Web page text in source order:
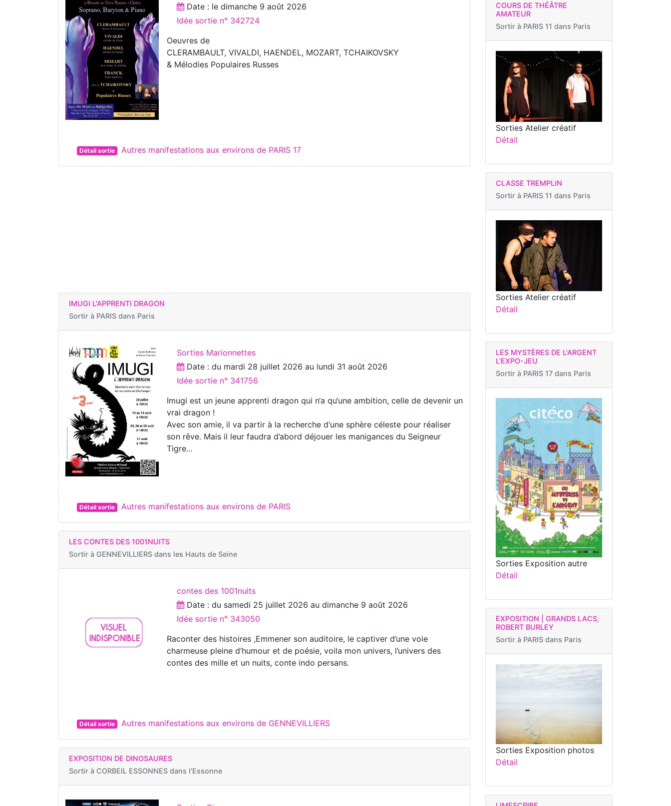
Date : ledimanche 9 août 2026
Idée sortie n° 342724
Oeuvres de
CLERAMBAULT, VIVALDI, HAENDEL, MOZART, TCHAIKOVSKY
& Mélodies Populaires Russes
Détail sortie Autres manifestations aux environs de PARIS 17
IMUGI L'APPRENTI DRAGON
Sortir à PARIS dans Paris
Sorties Marionnettes
Date : du mardi 28 juillet 2026 au lundi 31 août 2026
Idée sortie n° 341756
Imugi est un jeune apprenti dragon qui n‘a qu‘une ambition, celle de devenir un
vrai dragon !
Avec son amie, il va partir à la recherche d‘une sphère céleste pour réaliser
son rêve. Mais il leur faudra d’abord déjouer les manigances du Seigneur
Tigre...
Détail sortie Autres manifestations aux environs de PARIS
LES CONTES DES 1001NUITS
Sortir à GENNEVILLIERS dans les Hauts de Seine
contes des 1001nuits
Date : du samedi 25 juillet 2026 audimanche 9 août 2026
Idée sortie n° 343050
Raconter des histoires ,Emmener son auditoire, le captiver d’une voie
charmeuse pleine d’humour et de poésie, voila mon univers, l’univers des
contes des mille et un nuits, conte indo persans.
Détail sortie Autres manifestations aux environs de GENNEVILLIERS
EXPOSITION DE DINOSAURES
Sortir à CORBEIL ESSONNES dans l'Essonne
COURS DE THÉÂTRE
AMATEUR
Sortir à PARIS 11 dans Paris
Sorties Atelier créatif
Détail
CLASSE TREMPLIN
Sortir à PARIS 11 dans Paris
Sorties Atelier créatif
Détail
LES MYSTÈRES DE L'ARGENT
L'EXPO-JEU
Sortir à PARIS 17 dans Paris
Sorties Exposition autre
Détail
EXPOSITION | GRANDS LACS,
ROBERT BURLEY
Sortir à PARIS dans Paris
Sorties Exposition photos
Détail